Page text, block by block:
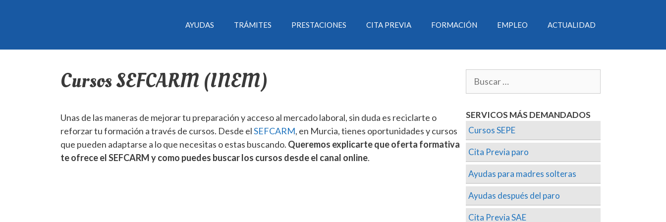
AYUDAS TRÁMITES PRESTACIONES CITA PREVIA FORMACIÓN EMPLEO ACTUALIDAD
Cursos SEFCARM (INEM)
Unas de las maneras de mejorar tu preparación y acceso al mercado laboral, sin duda es reciclarte o
reforzar tu formación a través de cursos. Desde elSEFCARM, en Murcia, tienes oportunidades y cursos
que pueden adaptarse a lo que necesitas o estas buscando. Queremos explicarte que oferta formativa
te ofrece el SEFCARM y como puedes buscar los cursos desde el canal online.
SERVICOS MÁS DEMANDADOS
Cursos SEPE
Cita Previa paro
Ayudas para madres solteras
Ayudas después del paro
Cita Previa SAE